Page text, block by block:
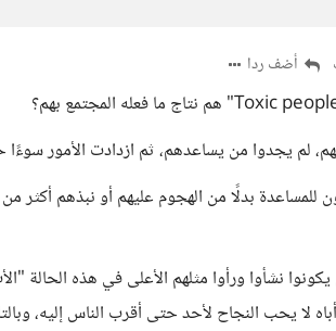
أضف ردا
لم يجدوا من يساعدهم، ثم ازدادت الأمور
للمساعدة بدلًا من الهجوم عليهم أو نبذهم أكثر
نشأوا ورأوا مثلهم الأعلى في هذه الحالة
لا يحب النجاح لأحد حتى أقرب الناس إليه،